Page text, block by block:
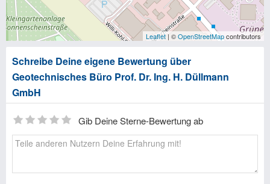
Leaflet | ©OpenStreetMapcontributors
Schreibe Deine eigene Bewertung über
Geotechnisches Büro Prof. Dr. Ing. H. Düllmann
GmbH
Gib Deine Sterne-Bewertung ab